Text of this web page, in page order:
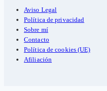
Aviso Legal
Política de privacidad
Sobre mí
Contacto
Política de cookies (UE)
Afiliación